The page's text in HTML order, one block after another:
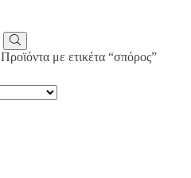
Search
Προϊόντα με ετικέτα “σπόρος”